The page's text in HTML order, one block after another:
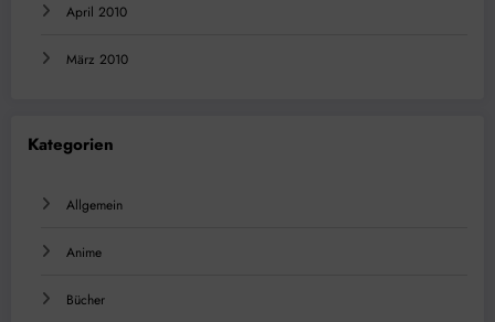
April 2010
März 2010
Kategorien
Allgemein
Anime
Bücher